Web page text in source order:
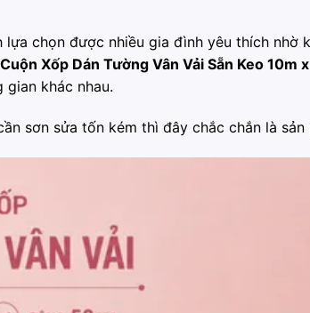
lựa chọn được nhiều gia đình yêu thích nhờ
Cuộn Xốp Dán Tường Vân Vải Sẵn Keo 10m
gian khác nhau.
sơn sửa tốn kém thì đây chắc chắn là